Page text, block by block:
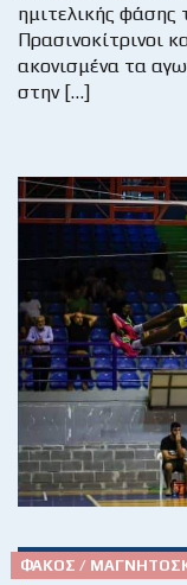
ημιτελικής
Πρασινοκίτρινοι
ακονισμένα τα
στην […]
ΦΑΚΌΣ /